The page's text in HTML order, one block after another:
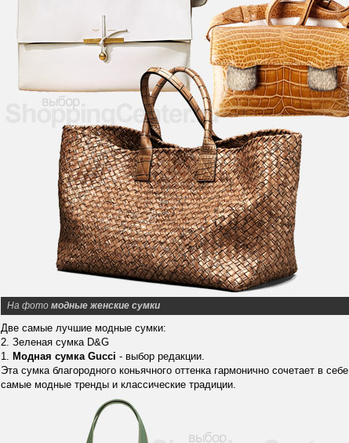
На фото модные женские сумки
Две самые лучшие модные сумки:
2. Зеленая сумка D&G
1. Модная сумка Gucci - выбор редакции.
Эта сумка благородного коньячного оттенка гармонично сочетает в себе
самые модные тренды и классические традиции.